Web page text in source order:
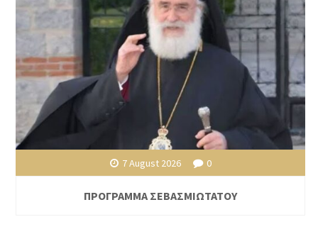
7 August 2026 0
ΠΡΟΓΡΑΜΜΑ ΣΕΒΑΣΜΙΩΤΑΤΟΥ